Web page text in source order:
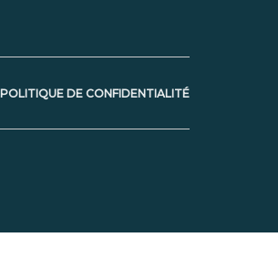
POLITIQUE DE CONFIDENTIALITÉ